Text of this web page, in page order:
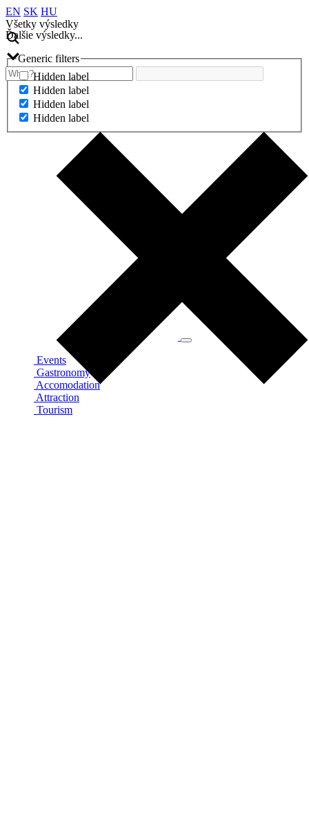
EN SK HU
Všetky výsledky
Ďalšie výsledky...
Generic filters
Hidden label
Hidden label
Hidden label
Hidden label
Ďalšie výsledky...
Events
Gastronomy
Accomodation
Attraction
Tourism